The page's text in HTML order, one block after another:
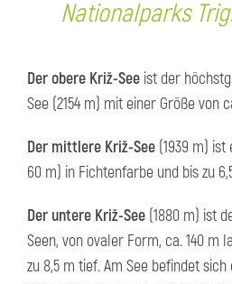
Nationalparks
Der obere Križ-See ist der
See (2154 m) mit einer Größe von
Der mittlere Križ-See (1939 m)
60 m) in Fichtenfarbe und bis zu
Der untere Križ-See (1880 m) ist
Seen, von ovaler Form, ca. 140 m
zu 8,5 m tief. Am See befindet